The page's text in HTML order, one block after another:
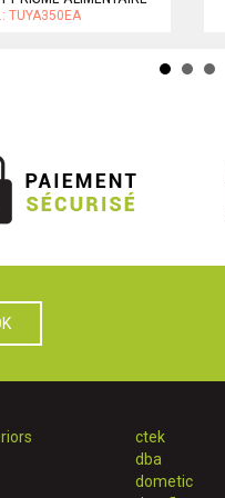
TUYA350EA
ctek
dba
dometic